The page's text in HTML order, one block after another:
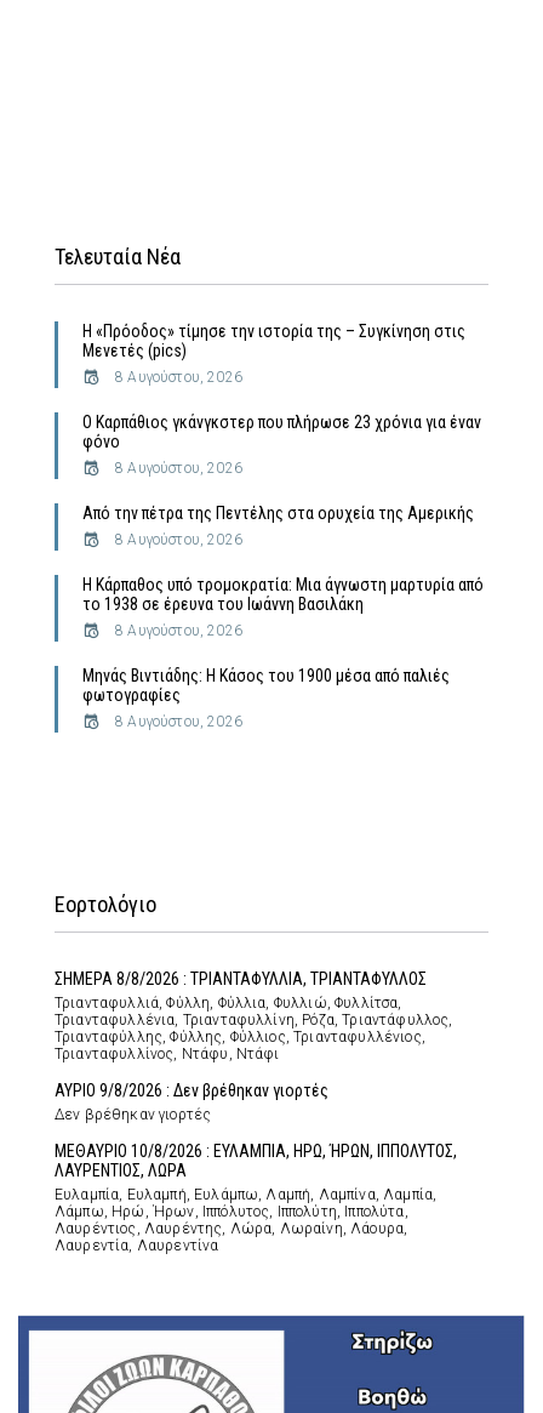
Τελευταία Νέα
Η «Πρόοδος» τίμησε την ιστορία της – Συγκίνηση στις
Μενετές (pics)
8 Αυγούστου, 2026
Ο Καρπάθιος γκάνγκστερ που πλήρωσε 23 χρόνια για έναν
φόνο
8 Αυγούστου, 2026
Από την πέτρα της Πεντέλης στα ορυχεία της Αμερικής
8 Αυγούστου, 2026
Η Κάρπαθος υπό τρομοκρατία: Μια άγνωστη μαρτυρία από
το 1938 σε έρευνα του Ιωάννη Βασιλάκη
8 Αυγούστου, 2026
Μηνάς Βιντιάδης: Η Κάσος του 1900 μέσα από παλιές
φωτογραφίες
8 Αυγούστου, 2026
Εορτολόγιο
ΣΗΜΕΡΑ 8/8/2026 : ΤΡΙΑΝΤΑΦΥΛΛΙΑ, ΤΡΙΑΝΤΑΦΥΛΛΟΣ
Τριανταφυλλιά, Φύλλη, Φύλλια, Φυλλιώ, Φυλλίτσα,
Τριανταφυλλένια, Τριανταφυλλίνη, Ρόζα, Τριαντάφυλλος,
Τριανταφύλλης, Φύλλης, Φύλλιος, Τριανταφυλλένιος,
Τριανταφυλλίνος, Ντάφυ, Ντάφι
ΑΥΡΙΟ 9/8/2026 : Δεν βρέθηκαν γιορτές
Δεν βρέθηκαν γιορτές
ΜΕΘΑΥΡΙΟ 10/8/2026 : ΕΥΛΑΜΠΙΑ, ΗΡΩ, ΉΡΩΝ, ΙΠΠΟΛΥΤΟΣ,
ΛΑΥΡΕΝΤΙΟΣ, ΛΩΡΑ
Ευλαμπία, Ευλαμπή, Ευλάμπω, Λαμπή, Λαμπίνα, Λαμπία,
Λάμπω, Ηρώ, Ήρων, Ιππόλυτος, Ιππολύτη, Ιππολύτα,
Λαυρέντιος, Λαυρέντης, Λώρα, Λωραίνη, Λάουρα,
Λαυρεντία, Λαυρεντίνα